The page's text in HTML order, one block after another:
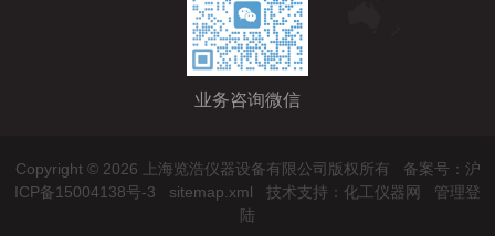
业务咨询微信
Copyright © 2026 上海览浩仪器设备有限公司版权所有 备案号：沪
ICP备15004138号-3
sitemap.xml 技术支持： 化工仪器网
管理登
陆